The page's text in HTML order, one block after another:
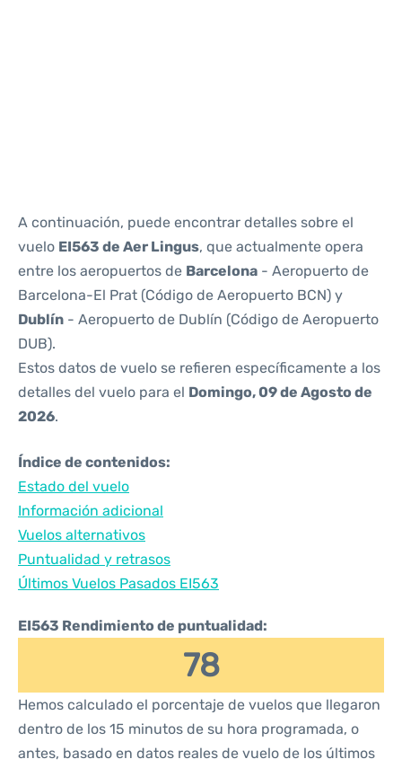
A continuación, puede encontrar detalles sobre el
vuelo EI563 de Aer Lingus, que actualmente opera
entre los aeropuertos de Barcelona - Aeropuerto de
Barcelona-El Prat (Código de Aeropuerto BCN) y
Dublín - Aeropuerto de Dublín (Código de Aeropuerto
DUB).
Estos datos de vuelo se refieren específicamente a los
detalles del vuelo para el Domingo, 09 de Agosto de
2026.
Índice de contenidos:
Estado del vuelo
Información adicional
Vuelos alternativos
Puntualidad y retrasos
Últimos Vuelos Pasados EI563
EI563 Rendimiento de puntualidad:
78
Hemos calculado el porcentaje de vuelos que llegaron
dentro de los 15 minutos de su hora programada, o
antes, basado en datos reales de vuelo de los últimos